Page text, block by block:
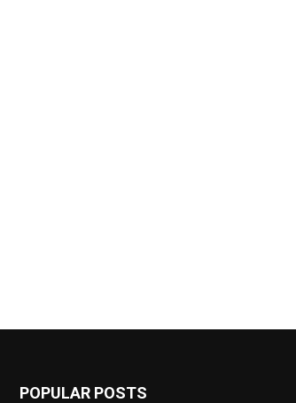
POPULAR POSTS